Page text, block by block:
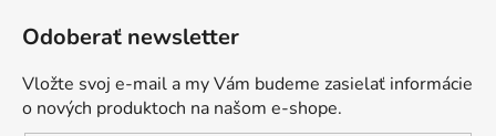
Odoberať newsletter
Vložte svoj e-mail a my Vám budeme zasielať informácie
o nových produktoch na našom e-shope.